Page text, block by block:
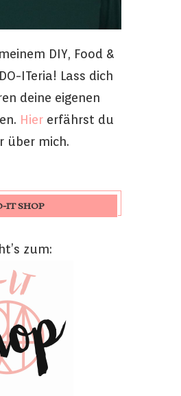
DIY, Food &
ITeria! Lass dich
deine eigenen
Hier erfährst du
über mich.
IT SHOP
zum: